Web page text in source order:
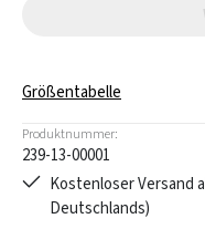
Größentabelle
Produktnummer:
239-13-00001
Kostenloser Versand
Deutschlands)